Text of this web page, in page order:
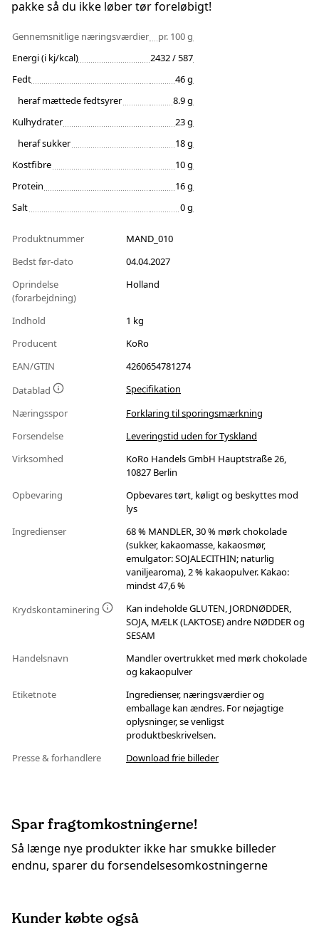
pakke så du ikke løber tør foreløbigt!
Gennemsnitlige næringsværdier
pr. 100 g
Energi (i kj/kcal)
2432 / 587
Fedt
46 g
heraf mættede fedtsyrer
8.9 g
Kulhydrater
23 g
heraf sukker
18 g
Kostfibre
10 g
Protein
16 g
Salt
0 g
Produktnummer
MAND_010
Bedst før-dato
04.04.2027
Oprindelse
(forarbejdning)
Holland
Indhold
1 kg
Producent
KoRo
EAN/GTIN
4260654781274
Datablad
Specifikation
Næringsspor
Forklaring til sporingsmærkning
Forsendelse
Leveringstid uden for Tyskland
Virksomhed
KoRo Handels GmbH Hauptstraße 26,
10827 Berlin
Opbevaring
Opbevares tørt, køligt og beskyttes mod
lys
Ingredienser
68 % MANDLER, 30 % mørk chokolade
(sukker, kakaomasse, kakaosmør,
emulgator: SOJALECITHIN; naturlig
vaniljearoma), 2 % kakaopulver. Kakao:
mindst 47,6 %
Krydskontaminering
Kan indeholde GLUTEN, JORDNØDDER,
SOJA, MÆLK (LAKTOSE) andre NØDDER og
SESAM
Handelsnavn
Mandler overtrukket med mørk chokolade
og kakaopulver
Etiketnote
Ingredienser, næringsværdier og
emballage kan ændres. For nøjagtige
oplysninger, se venligst
produktbeskrivelsen.
Presse & forhandlere
Download frie billeder
Spar fragtomkostningerne!
Så længe nye produkter ikke har smukke billeder
endnu, sparer du forsendelsesomkostningerne
Kunder købte også